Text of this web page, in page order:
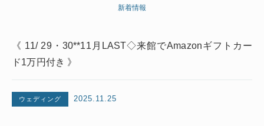
新着情報
《 11/ 29・30**11月LAST◇来館でAmazonギフトカー
ド1万円付き 》
ウェディング 2025.11.25